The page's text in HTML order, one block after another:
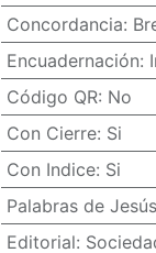
Concordancia:
Encuadernación:
Código QR: No
Con Cierre: Si
Con Indice: Si
Palabras de
Editorial: